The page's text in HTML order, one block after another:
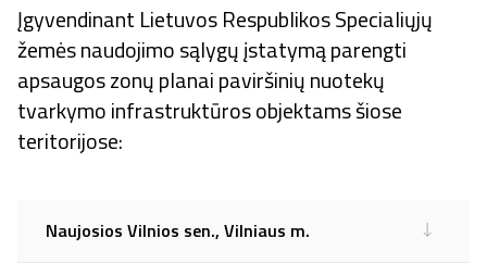
Įgyvendinant Lietuvos Respublikos Specialiųjų
žemės naudojimo sąlygų įstatymą parengti
apsaugos zonų planai paviršinių nuotekų
tvarkymo infrastruktūros objektams šiose
teritorijose:
Naujosios Vilnios sen., Vilniaus m.